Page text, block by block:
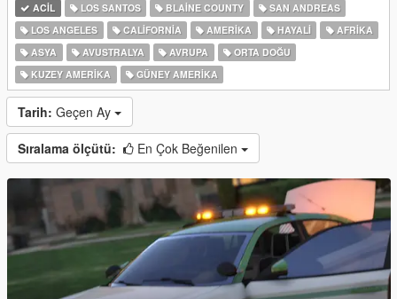
ACIL LOS SANTOS BLAINE COUNTY
SAN ANDREAS
LOS ANGELES
CALIFORNIA AMERIKA HAYALI
AFRIKA
ASYA
AVUSTRALYA AVRUPA
ORTA DOĞU
KUZEY AMERIKA
GÜNEY AMERIKA
Tarih: Geçen Ay
Sıralama ölçütü: En Çok Beğenilen